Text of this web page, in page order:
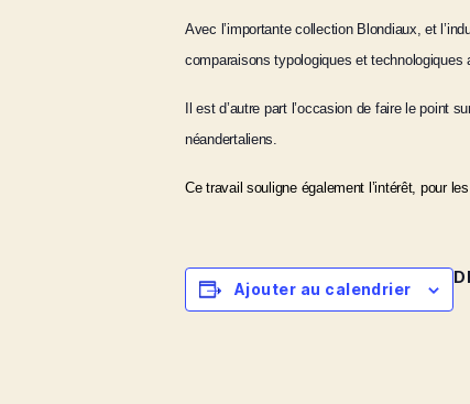
Avec l’importante collection Blondiaux, et
comparaisons typologiques et technologiques
Il est d’autre part l’occasion de faire le point
néandertaliens.
Ce travail souligne également l’intérêt, pour
Ajouter au calendrier